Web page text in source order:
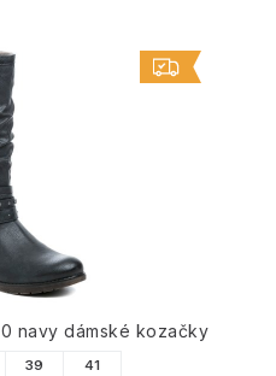
navy dámské kozačky
39 41